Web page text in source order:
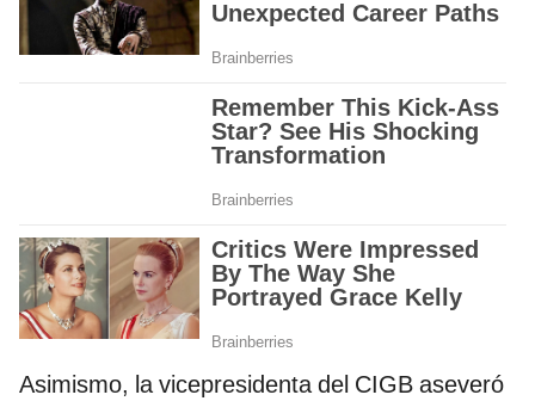
Asimismo, la vicepresidenta del CIGB aseveró